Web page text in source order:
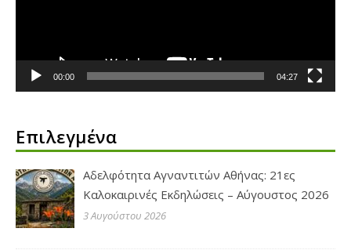
00:00 04:27
Επιλεγμένα
Αδελφότητα Αγναντιτών Αθήνας: 21ες
Καλοκαιρινές Εκδηλώσεις – Αύγουστος 2026
3 Αυγούστου 2026